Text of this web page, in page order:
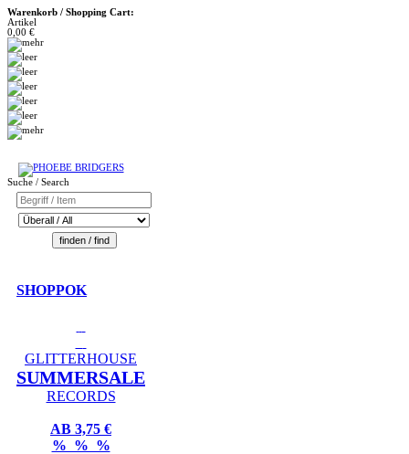
Warenkorb / Shopping Cart:
Artikel
0,00 €
Suche / Search
SHOPPOK
GLITTERHOUSE
SUMMERSALE
RECORDS
AB 3,75 €
% % %